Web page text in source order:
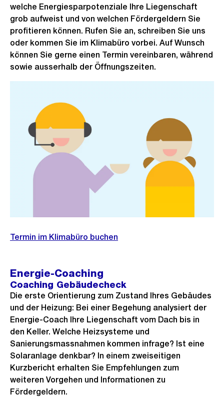
welche Energiesparpotenziale Ihre Liegenschaft
grob aufweist und von welchen Fördergeldern Sie
profitieren können. Rufen Sie an, schreiben Sie uns
oder kommen Sie im Klimabüro vorbei. Auf Wunsch
können Sie gerne einen Termin vereinbaren, während
sowie ausserhalb der Öffnungszeiten.
Termin im Klimabüro buchen
Energie-Coaching
Coaching Gebäudecheck
Die erste Orientierung zum Zustand Ihres Gebäudes
und der Heizung: Bei einer Begehung analysiert der
Energie-Coach Ihre Liegenschaft vom Dach bis in
den Keller. Welche Heizsysteme und
Sanierungsmassnahmen kommen infrage? Ist eine
Solaranlage denkbar? In einem zweiseitigen
Kurzbericht erhalten Sie Empfehlungen zum
weiteren Vorgehen und Informationen zu
Fördergeldern.